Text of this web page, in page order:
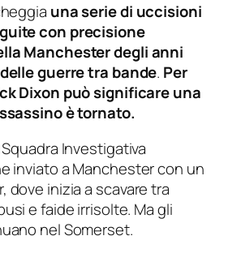
una serie di uccisioni
con precisione
Manchester degli anni
guerre tra bande. Per
Dixon può significare una
è tornato.
Investigativa
inviato a Manchester con un
dove inizia a scavare tra
e faide irrisolte. Ma gli
nel Somerset.